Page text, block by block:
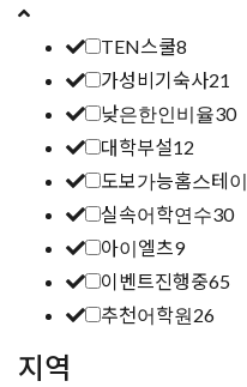
TEN스쿨8
가성비기숙사21
낮은한인비율30
대학부설12
도보가능홈스테이
실속어학연수30
아이엘츠9
이벤트진행중65
추천어학원26
지역